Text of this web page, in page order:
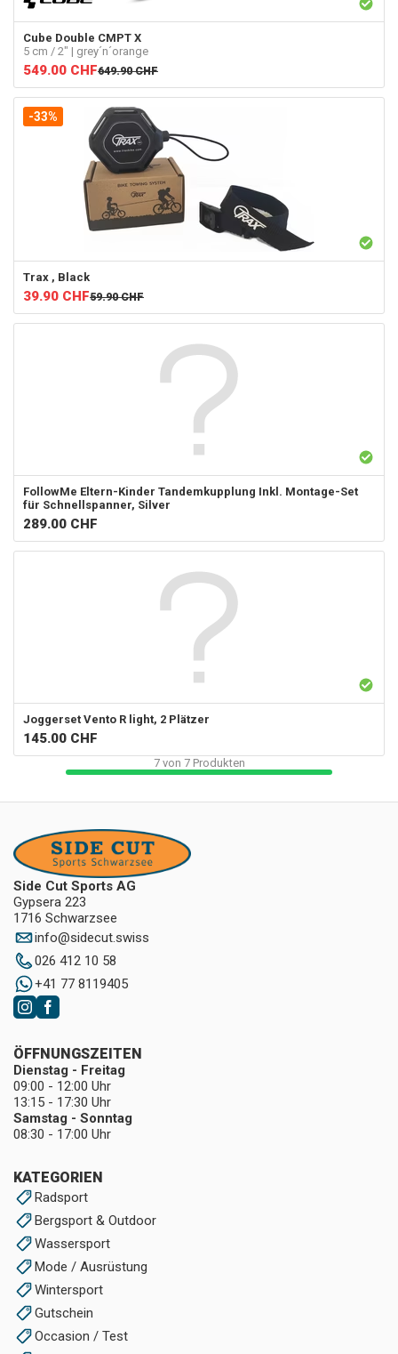
Cube Double CMPT X
5 cm / 2" | grey´n´orange
549.00 CHF649.90 CHF
-33%
Trax , Black
39.90 CHF59.90 CHF
FollowMe Eltern-Kinder Tandemkupplung Inkl. Montage-Set
für Schnellspanner, Silver
289.00 CHF
Joggerset Vento R light, 2 Plätzer
145.00 CHF
7von 7Produkten
Side Cut Sports AG
Gypsera 223
1716 Schwarzsee
info@sidecut.swiss
026 412 10 58
+41 77 8119405
KATEGORIEN
Radsport
Bergsport & Outdoor
Wassersport
Mode / Ausrüstung
Wintersport
Gutschein
Occasion / Test
ÖFFNUNGSZEITEN
Dienstag - Freitag
09:00 - 12:00 Uhr
13:15 - 17:30 Uhr
Samstag - Sonntag
08:30 - 17:00 Uhr